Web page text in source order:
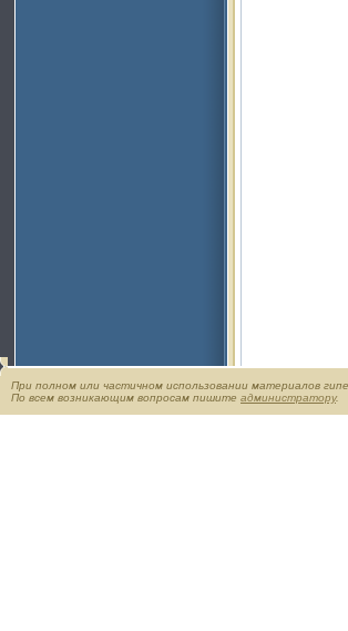
При полном или частичном использовании материалов
По всем возникающим вопросам пишите администратору.